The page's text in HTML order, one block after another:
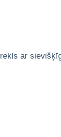
ar